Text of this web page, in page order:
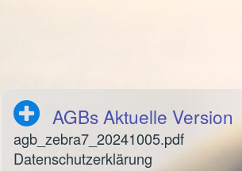
AGBs Aktuelle Version
agb_zebra7_20241005.pdf
Datenschutzerklärung